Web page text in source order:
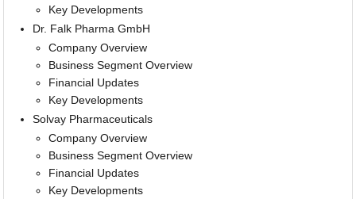
Key Developments
Dr. Falk Pharma GmbH
Company Overview
Business Segment Overview
Financial Updates
Key Developments
Solvay Pharmaceuticals
Company Overview
Business Segment Overview
Financial Updates
Key Developments